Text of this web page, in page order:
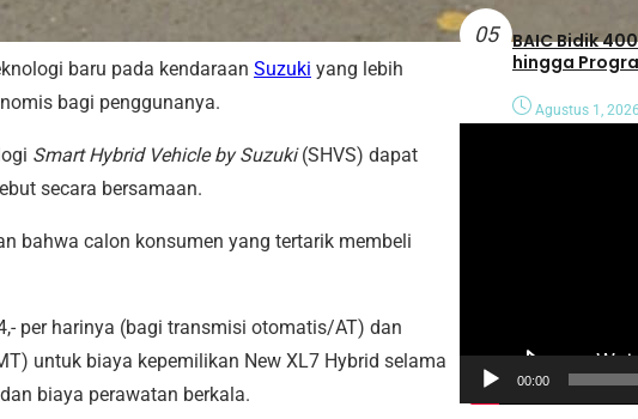
baru pada kendaraan Suzuki yang lebih
bagi penggunanya.
Smart Hybrid Vehicle by Suzuki(SHVS) dapat
secara bersamaan.
bahwa calon konsumen yang tertarik membeli
per harinya (bagi transmisi otomatis/AT) dan
untuk biaya kepemilikan New XL7 Hybrid selama
biaya perawatan berkala.
05 BAIC Bidik
hingga
Agustus 1, 2026
i
00:00